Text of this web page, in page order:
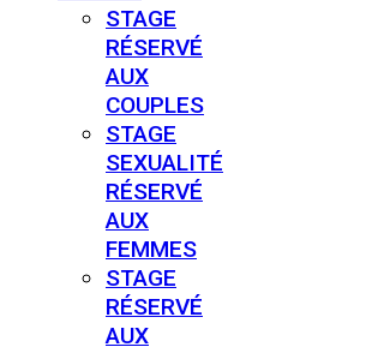
STAGE
RÉSERVÉ
AUX
COUPLES
STAGE
SEXUALITÉ
RÉSERVÉ
AUX
FEMMES
STAGE
RÉSERVÉ
AUX